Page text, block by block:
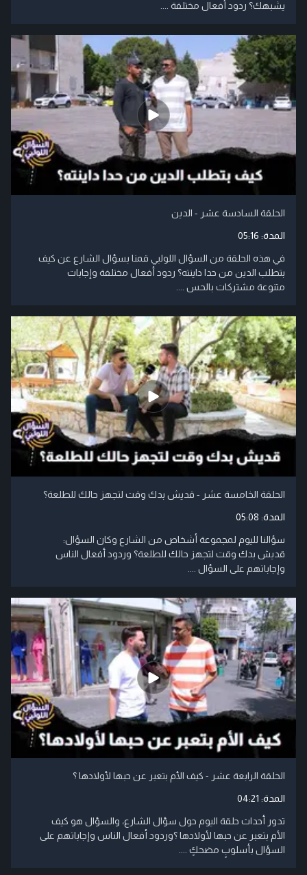
يشبهك؟ ردود أفعال مختلفة ....
الحلقة السادسة عشر - الدين
المدة: 05:16
في هذه الحلقة من السؤال اللولبي قمنا بسؤال الشارع عن كيف
بتطلب الدين من حدا داينته؟ ردود أفعال مختلفة وإجابات
متنوعة مشتركات بالحس ....
الحلقة الخامسة عشر - قديش بدك وقت لتجهز حالك للطلعة؟
المدة: 05:08
سؤالنا لليوم لمجموعة أشخاص من الشارع وكان السؤال:
قديش بدك وقت لتجهز حالك للطلعة؟ وردود أفعال الناس
وإجاباتهم على السؤال ....
الحلقة الرابعة عشر - كيف الأم بتعبر عن حبها لأولادها ؟
المدة: 04:21
تدور أحداث حلقة اليوم حول سؤال الشارع، والسؤال هو كيف
الأم بتعبر عن حبها لأولادها ؟وردود أفعال الناس وإجاباتهم على
السؤال بأسلوبٍ مضحكٍ ....